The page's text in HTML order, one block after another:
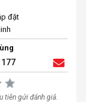
đặt
177
tiên gửi đánh giá.